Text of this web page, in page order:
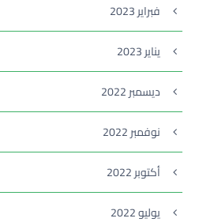
فبراير 2023
يناير 2023
ديسمبر 2022
نوفمبر 2022
أكتوبر 2022
يوليو 2022